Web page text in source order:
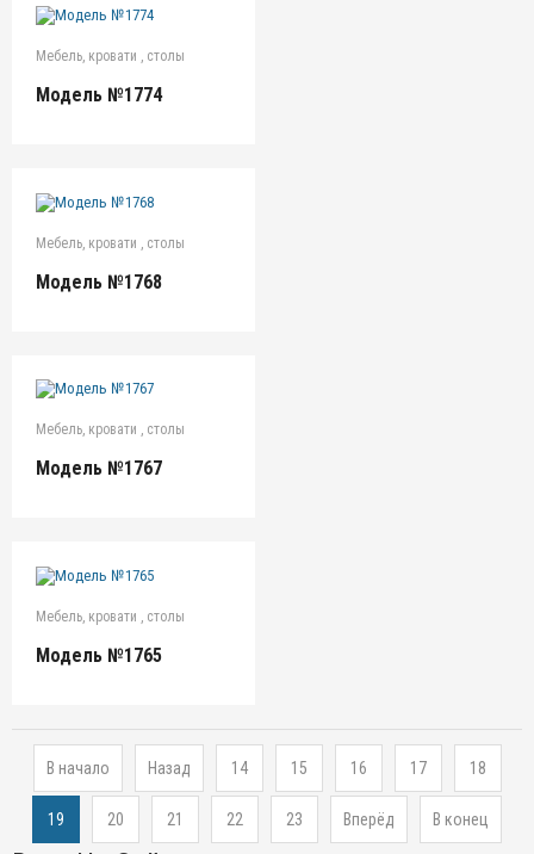
Мебель, кровати , столы
Модель №1774
Мебель, кровати , столы
Модель №1768
Мебель, кровати , столы
Модель №1767
Мебель, кровати , столы
Модель №1765
В начало Назад 14 15 16 17 18
19 20 21 22 23 Вперёд В конец